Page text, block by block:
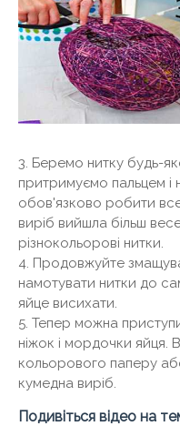
3. Беремо нитку будь-
притримуємо пальцем і
обов'язково робити
виріб вийшла більш
різнокольорові нитки.
4. Продовжуйте
намотувати нитки до
яйце висихати.
5. Тепер можна
ніжок і мордочки яйця.
кольорового паперу
кумедна виріб.
Подивіться відео на